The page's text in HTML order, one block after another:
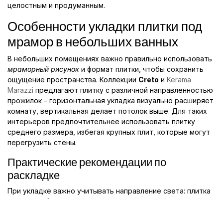
целостным и продуманным.
Особенности укладки плитки под
мрамор в небольших ванных
В небольших помещениях важно правильно использовать
мраморный рисунок и формат плитки, чтобы сохранить
ощущение пространства. Коллекции Creto и Kerama
Marazzi предлагают плитку с различной направленностью
прожилок – горизонтальная укладка визуально расширяет
комнату, вертикальная делает потолок выше. Для таких
интерьеров предпочтительнее использовать плитку
среднего размера, избегая крупных плит, которые могут
перегрузить стены.
Практические рекомендации по
раскладке
При укладке важно учитывать направление света: плитка